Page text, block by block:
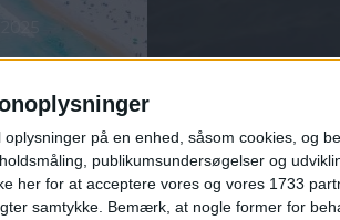
på en enhed, såsom cookies, og
publikumsundersøgelser og
her for at acceptere vores og vores 1733
samtykke. Bemærk, at nogle former for